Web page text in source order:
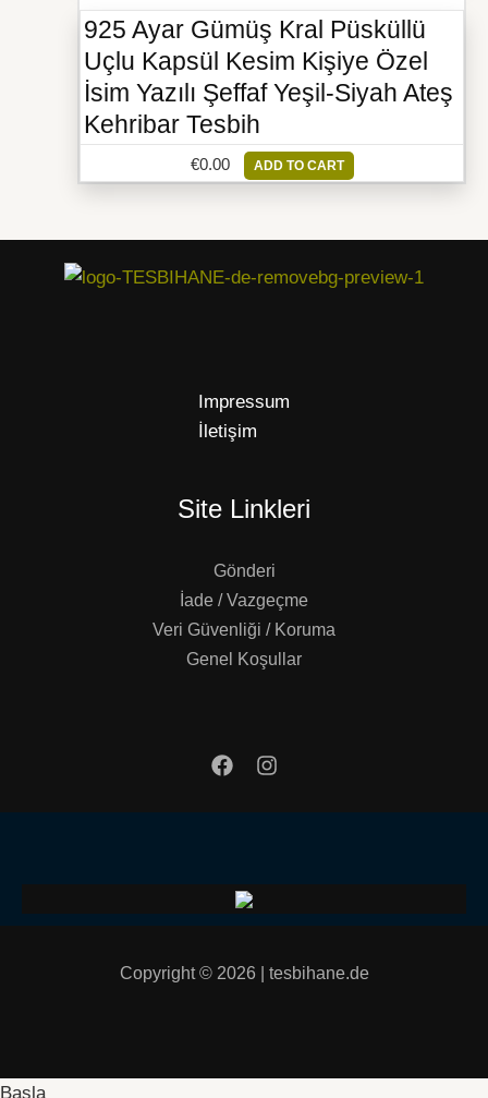
925 Ayar Gümüş Kral Püsküllü
Uçlu Kapsül Kesim Kişiye Özel
İsim Yazılı Şeffaf Yeşil-Siyah Ateş
Kehribar Tesbih
€0.00 ADD TO CART
Impressum
İletişim
Site Linkleri
Gönderi
İade / Vazgeçme
Veri Güvenliği / Koruma
Genel Koşullar
Copyright © 2026 | tesbihane.de
Başla